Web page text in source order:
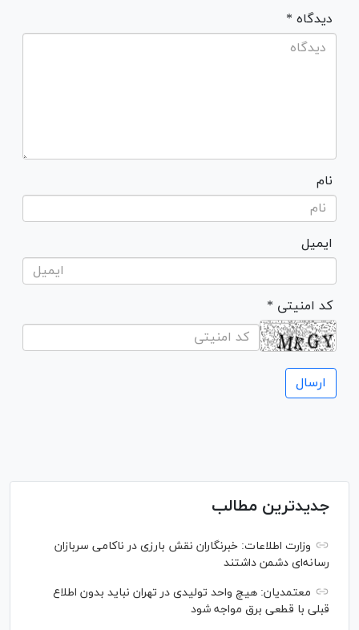
* دیدگاه
نام
ایمیل
* کد امنیتی
جدیدترین مطالب
وزارت اطلاعات: خبرنگاران نقش بارزی در ناکامی سربازان
رسانه‌ای دشمن داشتند
معتمدیان: هیچ واحد تولیدی در تهران نباید بدون اطلاع
قبلی با قطعی برق مواجه شود